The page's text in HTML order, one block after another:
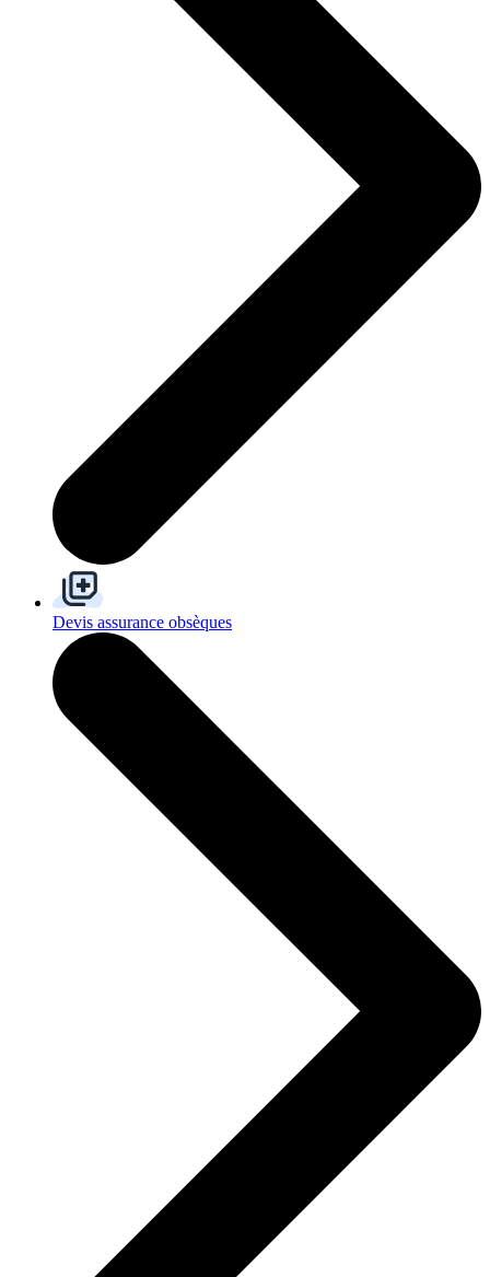
Devis assurance obsèques